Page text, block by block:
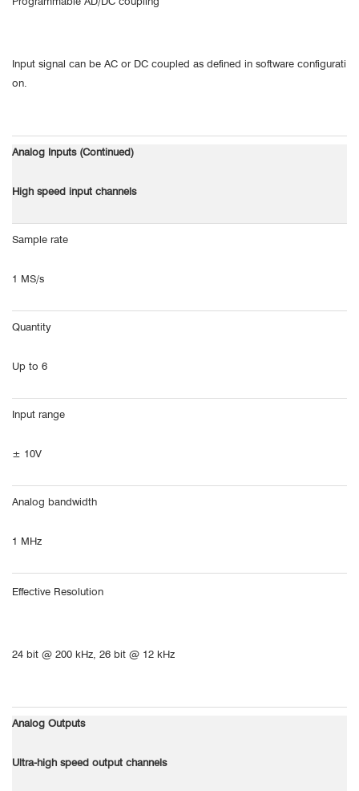
Input signal can be AC or DC coupled as defined in software configurati
on.
Analog Inputs (Continued)
High speed input channels
Sample rate
1 MS/s
Quantity
Up to 6
Input range
± 10V
Analog bandwidth
1 MHz
Effective Resolution
24 bit @ 200 kHz, 26 bit @ 12 kHz
Analog Outputs
Ultra-high speed output channels